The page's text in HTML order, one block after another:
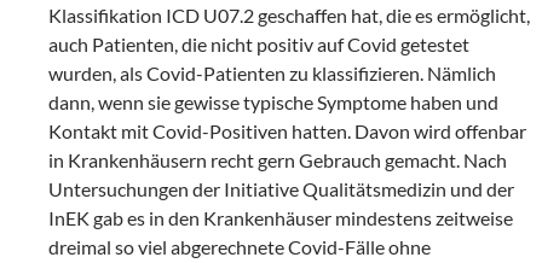
Klassifikation ICD U07.2 geschaffen hat, die es ermöglicht,
auch Patienten, die nicht positiv auf Covid getestet
wurden, als Covid-Patienten zu klassifizieren. Nämlich
dann, wenn sie gewisse typische Symptome haben und
Kontakt mit Covid-Positiven hatten. Davon wird offenbar
in Krankenhäusern recht gern Gebrauch gemacht. Nach
Untersuchungen der Initiative Qualitätsmedizin und der
InEK gab es in den Krankenhäuser mindestens zeitweise
dreimal so viel abgerechnete Covid-Fälle ohne